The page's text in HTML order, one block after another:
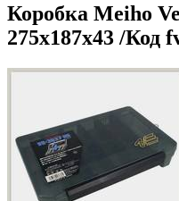
Коробка Meiho
275x187x43 /Код